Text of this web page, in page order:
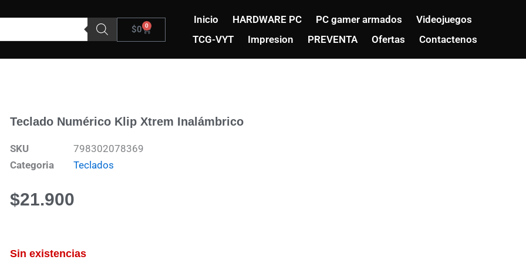
$0 0
Carrito
Inicio HARDWARE PC PC gamer armados
Videojuegos
TCG-VYT
Impresion PREVENTA Ofertas Contactenos
Teclado Numérico Klip Xtrem Inalámbrico
SKU
798302078369
Categoria
Teclados
$21.900
Sin existencias